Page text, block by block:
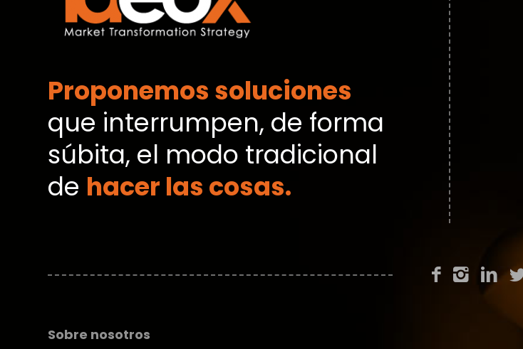
Proponemos soluciones
que interrumpen, de forma
súbita, el modo tradicional
de hacer las cosas.
Sobre nosotros